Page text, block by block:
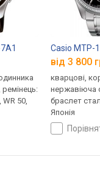
WR 50,
Casio MTP-
від 3 800
кварцові,
нержавіюча
браслет
Японія